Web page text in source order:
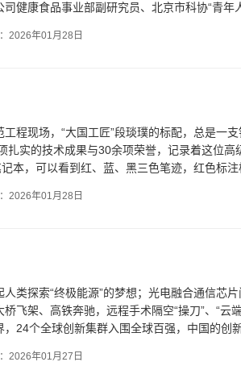
健康食品事业部副研究员、北京市科协“青年
2026年01月28日
程现场，“大国工匠”段琰璞的标配，总是一
实的技术成果与30余项荣誉，记录着这位
本，可以看到红、蓝、黑三色笔迹，红色标
2026年01月28日
类探索“终极能源”的梦想；光电融合通信芯
飞架、高铁奔驰，远程手术隔空“操刀”、“云
24个全球创新集群入围全球百强，中国的创
2026年01月27日